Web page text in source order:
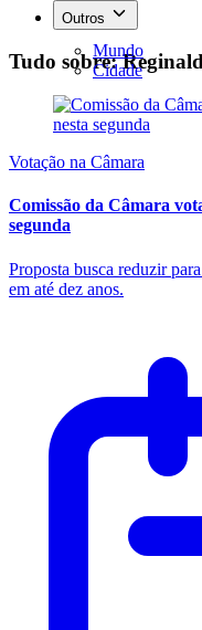
Outros
Mundo
Cidade
Tudo sobre:
Votação na Câmara
Comissão da Câmara
segunda
Proposta busca reduzir
em até dez anos.